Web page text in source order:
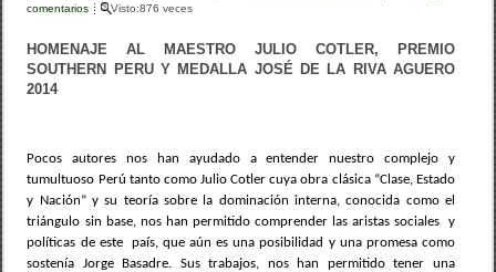
comentarios
Visto:876 veces
HOMENAJE AL MAESTRO JULIO COTLER, PREMIO
SOUTHERN PERU Y MEDALLA JOSÉ DE LA RIVA AGUERO
2014
Pocos autores nos han ayudado a entender nuestro complejo y
tumultuoso Perú tanto como Julio Cotler cuya obra clásica “Clase, Estado
y Nación” y su teoría sobre la dominación interna, conocida como el
triángulo sin base, nos han permitido comprender las aristas sociales
y
políticas de este
país, que aún es una posibilidad y una promesa como
sostenía Jorge Basadre. Sus trabajos, nos han permitido tener una